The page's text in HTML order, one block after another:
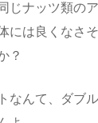
じナッツ類の
には良くなさ
？
なんて、ダブ